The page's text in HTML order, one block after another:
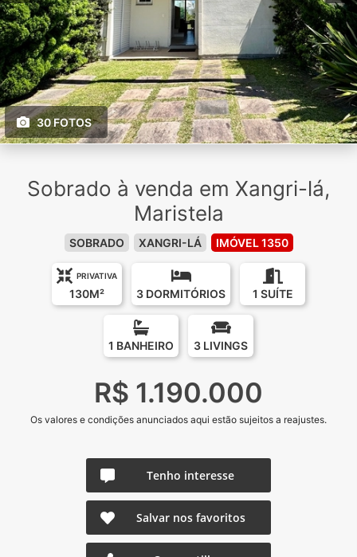
30 FOTOS
Sobrado à venda em Xangri-lá,
Maristela
SOBRADO XANGRI-LÁ IMÓVEL 1350
PRIVATIVA
130M² 3 DORMITÓRIOS 1 SUÍTE
1 BANHEIRO 3 LIVINGS
R$ 1.190.000
Os valores e condições anunciados aqui estão sujeitos a reajustes.
Tenho interesse
Salvar nos favoritos